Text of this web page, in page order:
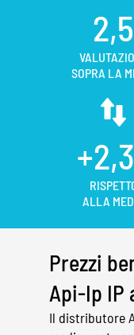
2,5
SOPRA LA
+2,3
ALLA
Prezzi
Api-Ip IP
Il distributore